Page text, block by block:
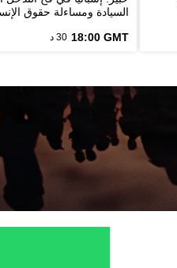
السيادة ومساءلة حقوق
18:00 GMT 30 د